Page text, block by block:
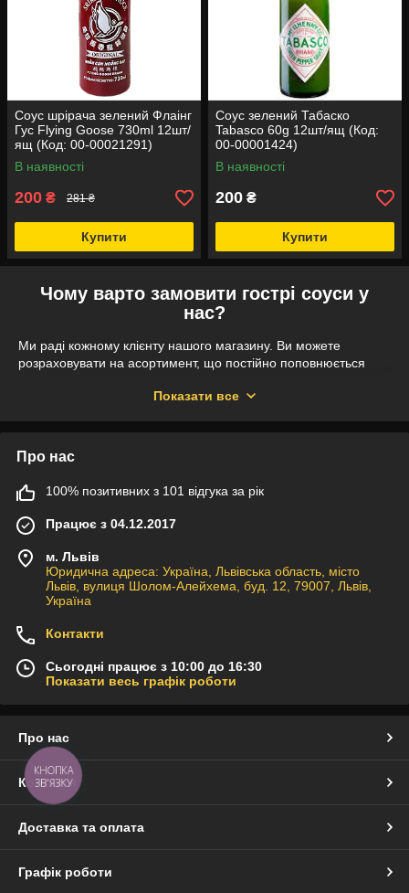
Соус шрірача зелений Флаінг
Гус Flying Goose 730ml 12шт/
ящ (Код: 00-00021291)
В наявності
200 ₴ 281 ₴
Купити
Соус зелений Табаско
Tabasco 60g 12шт/ящ (Код:
00-00001424)
В наявності
200 ₴
Купити
Чому варто замовити гострі соуси у
нас?
Ми раді кожному клієнту нашого магазину. Ви можете
розраховувати на асортимент, що постійно поповнюється
Ми допомагаємо підібрати продукцію. В “
можете замовити товари як в роздріб, так і оптом. Ми
розрахувати потрібну кількість.
Доставляємо замовлення по Україні, а посилку запаковуємо
власноруч на складі. Ви можете бути впевнені в цілісності
товару та не переплачувати за поштові послуги.
Показати все
Про нас
100% позитивних з 101 відгука за рік
Працює з 04.12.2017
м. Львів
Юридична адреса: Україна, Львівська область, місто
Львів, вулиця Шолом-Алейхема, буд. 12, 79007, Львів,
Україна
Контакти
Сьогодні працює з 10:00 до 16:30
Показати весь графік роботи
Про нас
Контакти
Доставка та оплата
Графік роботи
КНОПКА
ЗВ'ЯЗКУ